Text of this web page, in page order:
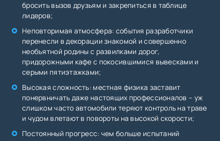
бросить вызов друзьям и закрепиться в таблице
лидеров;
Неповторимая атмосфера: события разработчики
перенесли в декорации знакомой и совершенно
необъятной родины с развилками дорог,
придорожными кафе с покосившимися вывесками и
серыми пятиэтажками;
Высокая сложность: местная физика заставит
понервничать даже настоящих профессионалов – уж
слишком часто автомобили теряют контроль на траве
и чудом влетают в повороты на высокой скорости;
Постоянный прогресс: чем больше испытаний